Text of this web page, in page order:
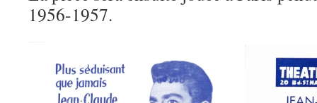
1956-1957.